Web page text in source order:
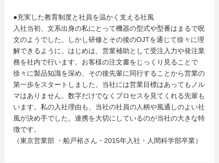
●充実した教育制度と社員を温かく支える社風
入社当初、文系出身の私にとって機器の型式や型番はまるで呪
文のようでした。しかし研修とその後のOJTを通じて徐々に理
解できるように。はじめは、営業補助として受注入力や発注業
務を社内で行います。お客様の注文書をじっくり見ることで
徐々に製品知識を深め、その後先輩に同行することから営業の
第一歩をスタートしました。当社には営業目標はあってもノル
マはありません。数字だけでなくプロセスを見てくれる先輩も
います。私の入社理由も、当社の社員の人柄や風通しのよい社
風が決め手でした。連携を大切にしているのが当社の大きな特
徴です。
（東京営業部 ・船戸裕さん・2015年入社・人間科学部卒業）